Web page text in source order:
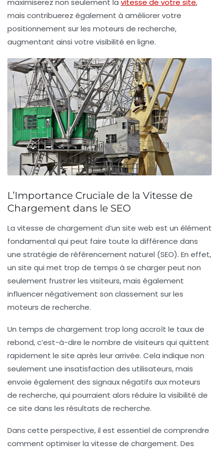
maximiserez non seulement la vitesse de votre site,
mais contribuerez également à améliorer votre
positionnement sur les moteurs de recherche,
augmentant ainsi votre visibilité en ligne.
L’Importance Cruciale de la Vitesse de
Chargement dans le SEO
La vitesse de chargement d’un site web est un élément
fondamental qui peut faire toute la différence dans
une stratégie de référencement naturel (SEO). En effet,
un site qui met trop de temps à se charger peut non
seulement frustrer les visiteurs, mais également
influencer négativement son classement sur les
moteurs de recherche.
Un temps de chargement trop long accroît le taux de
rebond, c’est-à-dire le nombre de visiteurs qui quittent
rapidement le site après leur arrivée. Cela indique non
seulement une insatisfaction des utilisateurs, mais
envoie également des signaux négatifs aux moteurs
de recherche, qui pourraient alors réduire la visibilité de
ce site dans les résultats de recherche.
Dans cette perspective, il est essentiel de comprendre
comment optimiser la vitesse de chargement. Des